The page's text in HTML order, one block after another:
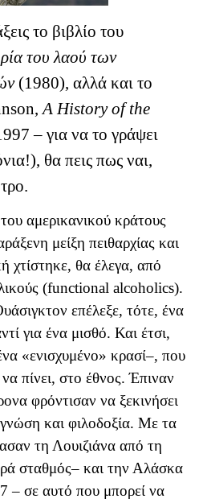
το βιβλίο του
του λαού των
(1980), αλλά και το
A History of the
– για να το γράψει
θα πεις πως ναι,
αμερικανικού κράτους
μείξη πειθαρχίας και
χτίστηκε, θα έλεγα, από
(functional alcoholics).
επέλεξε, τότε, ένα
για ένα μισθό. Και έτσι,
«ενισχυμένο» κρασί–, που
πίνει, στο έθνος. Έπιναν
φρόντισαν να ξεκινήσει
και φιλοδοξία. Με τα
τη Λουιζιάνα από τη
σταθμός– και την Αλάσκα
– σε αυτό που μπορεί να